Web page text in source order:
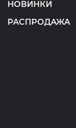
НОВИНКИ
РАСПРОДАЖА